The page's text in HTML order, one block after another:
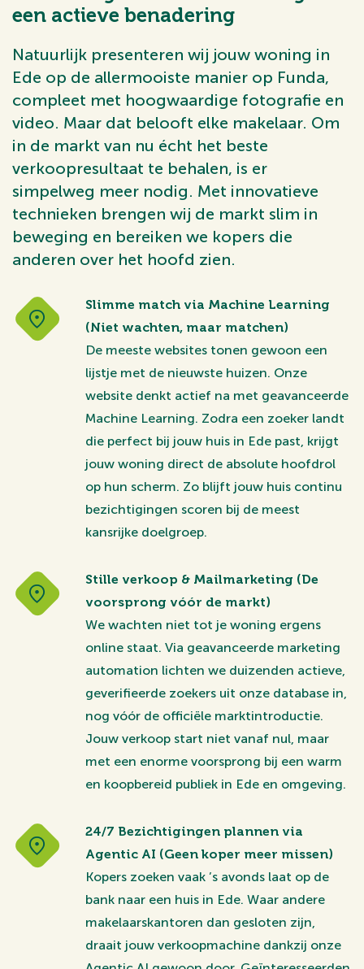
een actieve benadering
Natuurlijk presenteren wij jouw woning in
Ede op de allermooiste manier op Funda,
compleet met hoogwaardige fotografie en
video. Maar dat belooft elke makelaar. Om
in de markt van nu écht het beste
verkoopresultaat te behalen, is er
simpelweg meer nodig. Met innovatieve
technieken brengen wij de markt slim in
beweging en bereiken we kopers die
anderen over het hoofd zien.
Slimme match via Machine Learning
(Niet wachten, maar matchen)
De meeste websites tonen gewoon een
lijstje met de nieuwste huizen. Onze
website denkt actief na met geavanceerde
Machine Learning. Zodra een zoeker landt
die perfect bij jouw huis in Ede past, krijgt
jouw woning direct de absolute hoofdrol
op hun scherm. Zo blijft jouw huis continu
bezichtigingen scoren bij de meest
kansrijke doelgroep.
Stille verkoop & Mailmarketing (De
voorsprong vóór de markt)
We wachten niet tot je woning ergens
online staat. Via geavanceerde marketing
automation lichten we duizenden actieve,
geverifieerde zoekers uit onze database in,
nog vóór de officiële marktintroductie.
Jouw verkoop start niet vanaf nul, maar
met een enorme voorsprong bij een warm
en koopbereid publiek in Ede en omgeving.
24/7 Bezichtigingen plannen via
Agentic AI (Geen koper meer missen)
Kopers zoeken vaak ’s avonds laat op de
bank naar een huis in Ede. Waar andere
makelaarskantoren dan gesloten zijn,
draait jouw verkoopmachine dankzij onze